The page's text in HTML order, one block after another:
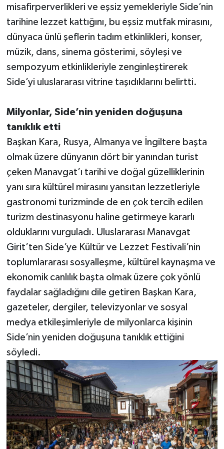
misafirperverlikleri ve eşsiz yemekleriyle Side’nin
tarihine lezzet kattığını, bu eşsiz mutfak mirasını,
dünyaca ünlü şeflerin tadım etkinlikleri, konser,
müzik, dans, sinema gösterimi, söyleşi ve
sempozyum etkinlikleriyle zenginleştirerek
Side’yi uluslararası vitrine taşıdıklarını belirtti.
Milyonlar, Side’nin yeniden doğuşuna
tanıklık etti
Başkan Kara, Rusya, Almanya ve İngiltere başta
olmak üzere dünyanın dört bir yanından turist
çeken Manavgat’ı tarihi ve doğal güzelliklerinin
yanı sıra kültürel mirasını yansıtan lezzetleriyle
gastronomi turizminde de en çok tercih edilen
turizm destinasyonu haline getirmeye kararlı
olduklarını vurguladı. Uluslararası Manavgat
Girit’ten Side’ye Kültür ve Lezzet Festivali’nin
toplumlararası sosyalleşme, kültürel kaynaşma ve
ekonomik canlılık başta olmak üzere çok yönlü
faydalar sağladığını dile getiren Başkan Kara,
gazeteler, dergiler, televizyonlar ve sosyal
medya etkileşimleriyle de milyonlarca kişinin
Side’nin yeniden doğuşuna tanıklık ettiğini
söyledi.
Yaşam